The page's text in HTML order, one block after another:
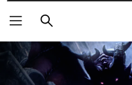
Buscar